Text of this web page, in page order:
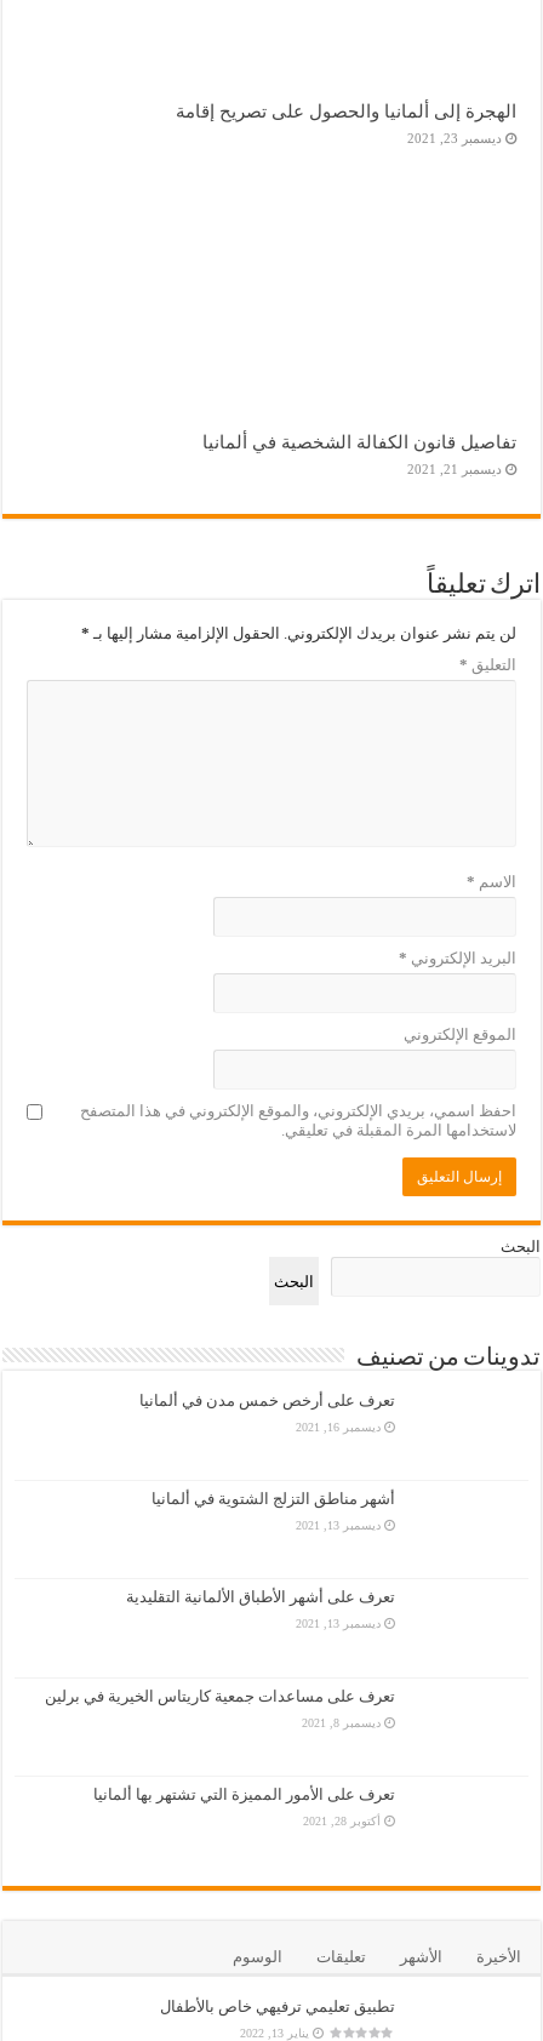
الهجرة إلى ألمانيا والحصول على تصريح إقامة
ديسمبر 23, 2021
تفاصيل قانون الكفالة الشخصية في ألمانيا
ديسمبر 21, 2021
اترك تعليقاً
لن يتم نشر عنوان بريدك الإلكتروني. الحقول الإلزامية مشار إليها بـ *
التعليق *
الاسم *
البريد الإلكتروني *
الموقع الإلكتروني
احفظ اسمي، بريدي الإلكتروني، والموقع الإلكتروني في هذا المتصفح
لاستخدامها المرة المقبلة في تعليقي.
البحث
البحث
تدوينات من تصنيف
تعرف على أرخص خمس مدن في ألمانيا
ديسمبر 16, 2021
أشهر مناطق التزلج الشتوية في ألمانيا
ديسمبر 13, 2021
تعرف على أشهر الأطباق الألمانية التقليدية
ديسمبر 13, 2021
تعرف على مساعدات جمعية كاريتاس الخيرية في برلين
ديسمبر 8, 2021
تعرف على الأمور المميزة التي تشتهر بها ألمانيا
أكتوبر 28, 2021
الأخيرة الأشهر تعليقات الوسوم
تطبيق تعليمي ترفيهي خاص بالأطفال
يناير 13, 2022